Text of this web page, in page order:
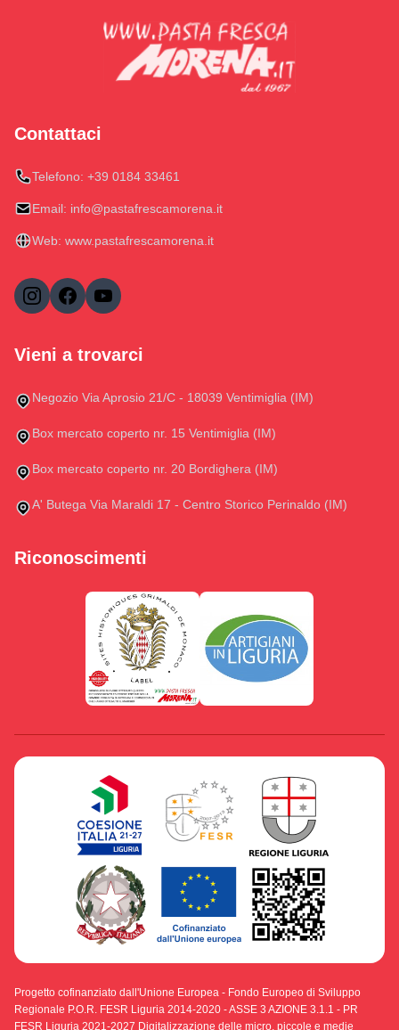
Contattaci
Telefono: +39 0184 33461
Email: info@pastafrescamorena.it
Web: www.pastafrescamorena.it
Vieni a trovarci
Negozio Via Aprosio 21/C - 18039 Ventimiglia (IM)
Box mercato coperto nr. 15 Ventimiglia (IM)
Box mercato coperto nr. 20 Bordighera (IM)
A' Butega Via Maraldi 17 - Centro Storico Perinaldo (IM)
Riconoscimenti
Progetto cofinanziato dall'Unione Europea - Fondo Europeo di Sviluppo
Regionale P.O.R. FESR Liguria 2014-2020 - ASSE 3 AZIONE 3.1.1 - PR
FESR Liguria 2021-2027 Digitalizzazione delle micro, piccole e medie